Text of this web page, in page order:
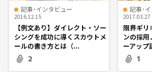
記事･インタビュー
2016.12.15
【例文あり】ダイレクト・ソー
シングを成功に導くスカウトメ
ールの書き方とは（...
2
記事･
2017.03.27
限界ギリ
ンの採
ーアップ
1